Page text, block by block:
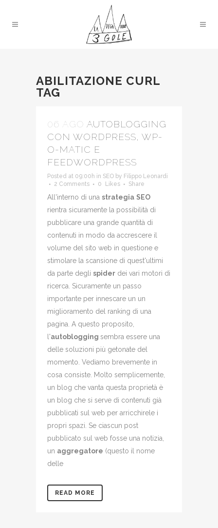
ABILITAZIONE CURL
TAG
06 AGO AUTOBLOGGING
CON WORDPRESS, WP-
O-MATIC E
FEEDWORDPRESS
Posted at 09:00h in SEO by Filippo Leonardi
2 Comments
0 Likes Share
All'interno di una strategia SEO
rientra sicuramente la possibilità di
pubblicare una grande quantità di
contenuti in modo da accrescere il
volume del sito web in questione e
stimolare la scansione di quest'ultimi
da parte degli spider dei vari motori di
ricerca. Sicuramente un passo
importante per innescare un un
miglioramento del ranking di una
pagina. A questo proposito,
l'autoblogging sembra essere una
delle soluzioni più getonate del
momento. Vediamo brevemente in
cosa consiste. Molto semplicemente,
un blog che vanta questa proprietà è
un blog che si serve di contenuti già
pubblicati sul web per arricchirele i
propri spazi. Se ciascun post
pubblicato sul web fosse una notizia,
un aggregatore (questo il nome
delle
READ MORE